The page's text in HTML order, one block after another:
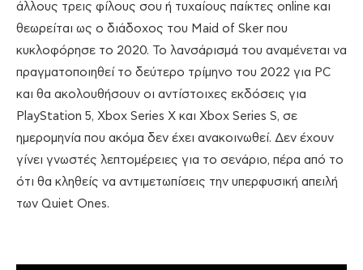
άλλους τρεις φίλους σου ή τυχαίους παίκτες online και
θεωρείται ως ο διάδοχος του Maid of Sker που
κυκλοφόρησε το 2020. Το λανσάρισμά του αναμένεται να
πραγματοποιηθεί το δεύτερο τρίμηνο του 2022 για PC
και θα ακολουθήσουν οι αντίστοιχες εκδόσεις για
PlayStation 5, Xbox Series X και Xbox Series S, σε
ημερομηνία που ακόμα δεν έχει ανακοινωθεί. Δεν έχουν
γίνει γνωστές λεπτομέρειες για το σενάριο, πέρα από το
ότι θα κληθείς να αντιμετωπίσεις την υπερφυσική απειλή
των Quiet Ones.